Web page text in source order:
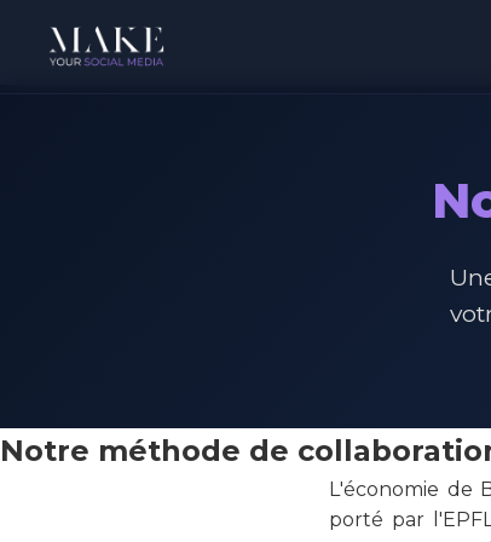
Notre méthode de
L'économie de
porté par